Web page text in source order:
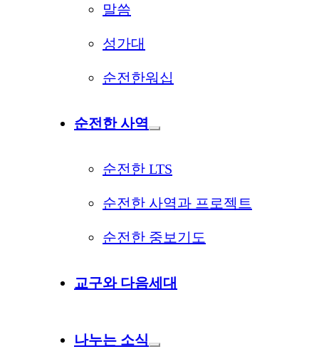
말씀
성가대
순전한워십
순전한 사역
순전한 LTS
순전한 사역과 프로젝트
순전한 중보기도
교구와 다음세대
나누는 소식